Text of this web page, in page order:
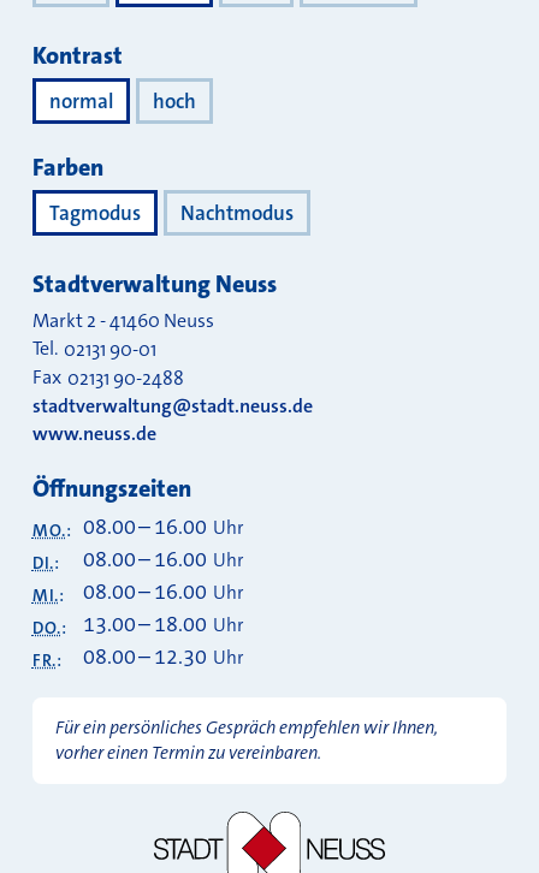
Kontrast
normal hoch
Farben
Tagmodus Nachtmodus
Stadtverwaltung Neuss
Markt 2-41460 Neuss
Tel. 02131 90-01
Fax 02131 90-2488
stadtverwaltung@stadt.neuss.de
www.neuss.de
Öffnungszeiten
MO.: 08.00–16.00 Uhr
DI.: 08.00–16.00 Uhr
MI.: 08.00–16.00 Uhr
DO.: 13.00–18.00 Uhr
FR.: 08.00–12.30 Uhr
Für ein persönliches Gespräch empfehlen wir Ihnen,
vorher einen Termin zu vereinbaren.